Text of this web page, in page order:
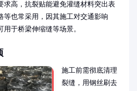
求高，抗裂贴能避免灌缝材料突出表
等也常采用，因其施工对交通影响
于桥梁伸缩缝等场景。
施工前需彻底清理
裂缝，用钢丝刷去